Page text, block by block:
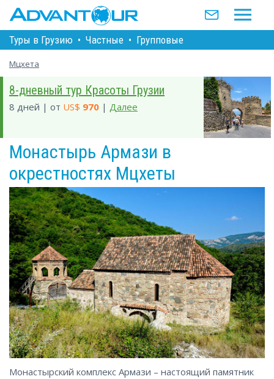
Туры в Грузию • Частные • Групповые
Мцхета
8-дневный тур Красоты Грузии
8 дней | от US$ 970 | Далее
Монастырь Армази в
окрестностях Мцхеты
Монастырский комплекс Армази – настоящий памятник